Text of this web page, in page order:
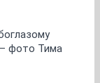
фото Тима